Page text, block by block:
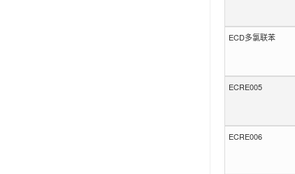
ECD多氯联苯
ECRE005
ECRE006